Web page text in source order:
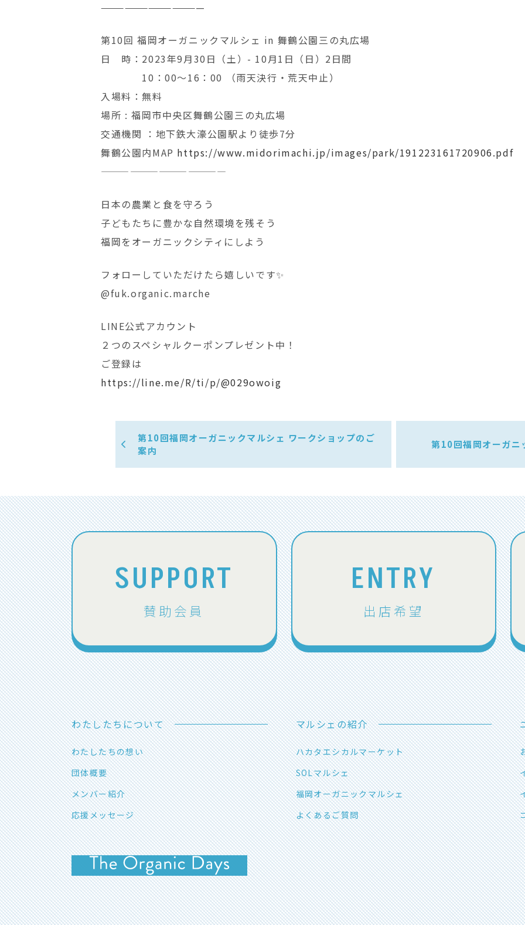
—————————————
第10回 福岡オーガニックマルシェ in 舞鶴公園三の丸広場
日 時：2023年9月30日（土）- 10月1日（日）2日間
10：00～16：00 （雨天決行・荒天中止）
入場料：無料
場所 : 福岡市中央区舞鶴公園三の丸広場
交通機関 ：地下鉄大濠公園駅より徒歩7分
舞鶴公園内MAP https://www.midorimachi.jp/images/park/191223161720906.pdf
—————————————
日本の農業と食を守ろう ‍
子どもたちに豊かな自然環境を残そう
福岡をオーガニックシティにしよう
フォローしていただけたら嬉しいです✨
@fuk.organic.marche
LINE公式アカウント
２つのスペシャルクーポンプレゼント中！
ご登録は
https://line.me/R/ti/p/@029owoig
第10回福岡オーガニックマルシェ ワークショップのご
案内
第10回福岡オーガニ
SUPPORT
賛助会員
ENTRY
出店希望
わたしたちについて
わたしたちの想い
団体概要
メンバー紹介
応援メッセージ
マルシェの紹介
ハカタエシカルマーケット
SOLマルシェ
福岡オーガニックマルシェ
よくあるご質問